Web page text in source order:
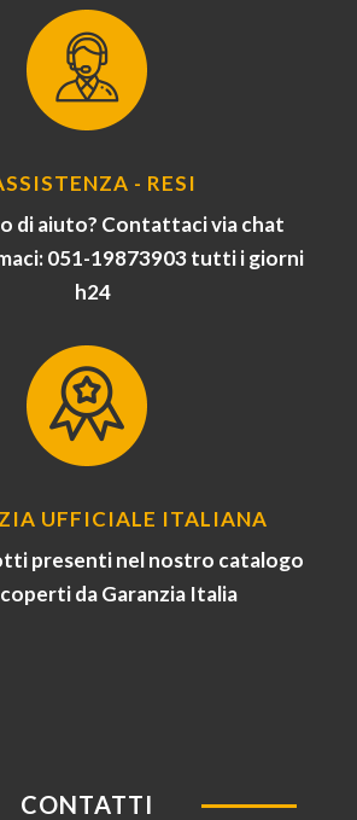
- RESI
di aiuto? Contattaci via chat
051-19873903 tutti i giorni
h24
UFFICIALE ITALIANA
presenti nel nostro catalogo
da Garanzia Italia
CONTATTI